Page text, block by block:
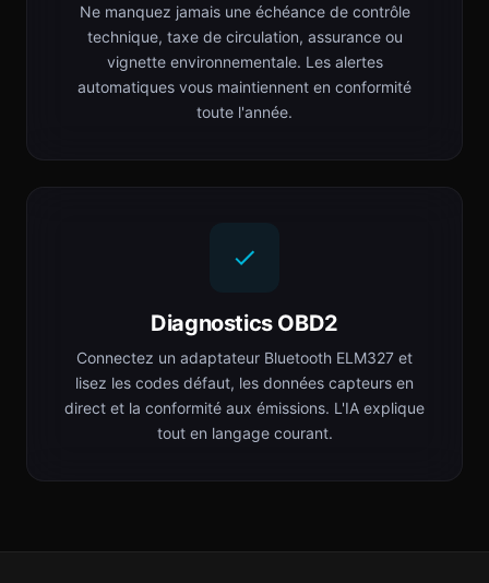
Ne manquez jamais une échéance de contrôle
technique, taxe de circulation, assurance ou
vignette environnementale. Les alertes
automatiques vous maintiennent en conformité
toute l'année.
Diagnostics OBD2
Connectez un adaptateur Bluetooth ELM327 et
lisez les codes défaut, les données capteurs en
direct et la conformité aux émissions. L'IA explique
tout en langage courant.